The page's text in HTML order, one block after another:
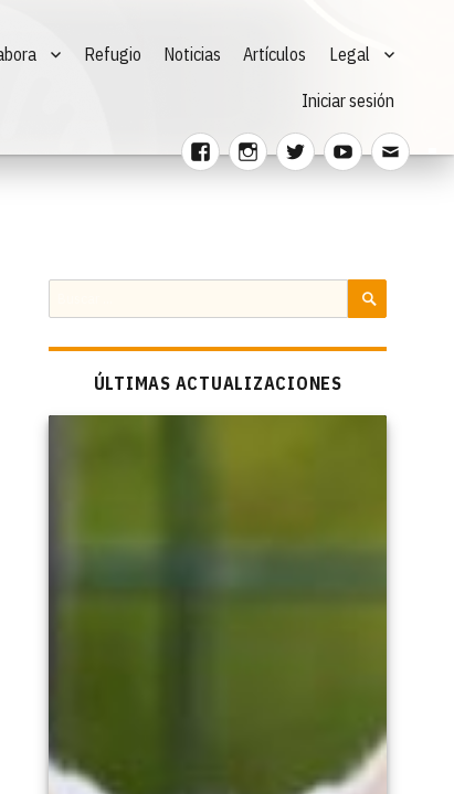
FacebookInstagram
TwitterYoutubeCorreo
Refugio Noticias Artículos Legal
Iniciar sesión
por:
ÚLTIMAS ACTUALIZACIONES